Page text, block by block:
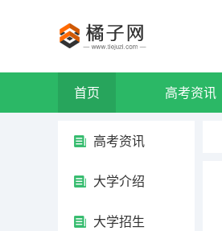
首页 高考资讯
高考资讯
大学介绍
大学招生